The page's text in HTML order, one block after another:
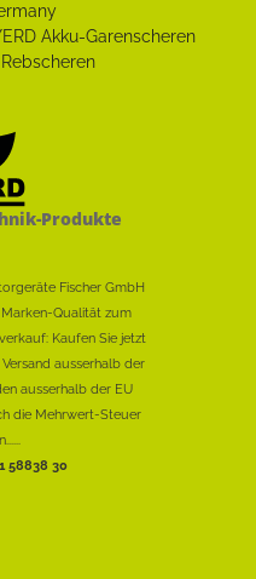
Produkte
Fischer GmbH
Qualität zum
Kaufen Sie jetzt
ausserhalb der
ausserhalb der EU
die Mehrwert-Steuer
58838 30